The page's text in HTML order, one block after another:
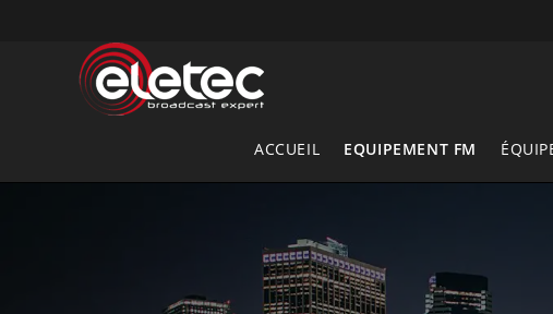
ACCUEIL EQUIPEMENT FM